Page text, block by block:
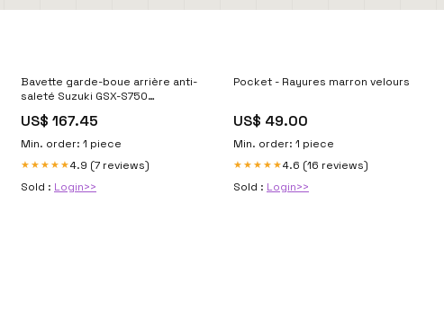
Bavette garde-boue arrière anti-
saleté Suzuki GSX-S750
15
US$ 167.45
Min. order: 1 piece
★★★★★4.9 (7 reviews)
Sold : Login>>
Pocket - Rayures marron velours
US$ 49.00
Min. order: 1 piece
★★★★★4.6 (16 reviews)
Sold : Login>>